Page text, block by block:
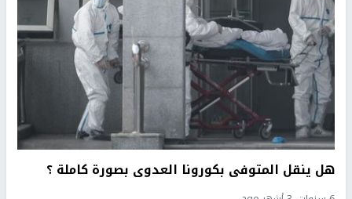
هل ينقل المتوفى بكورونا العدوى بصورة كاملة ؟